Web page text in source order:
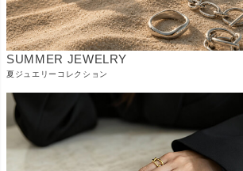
SUMMER JEWELRY
夏ジュエリーコレクション